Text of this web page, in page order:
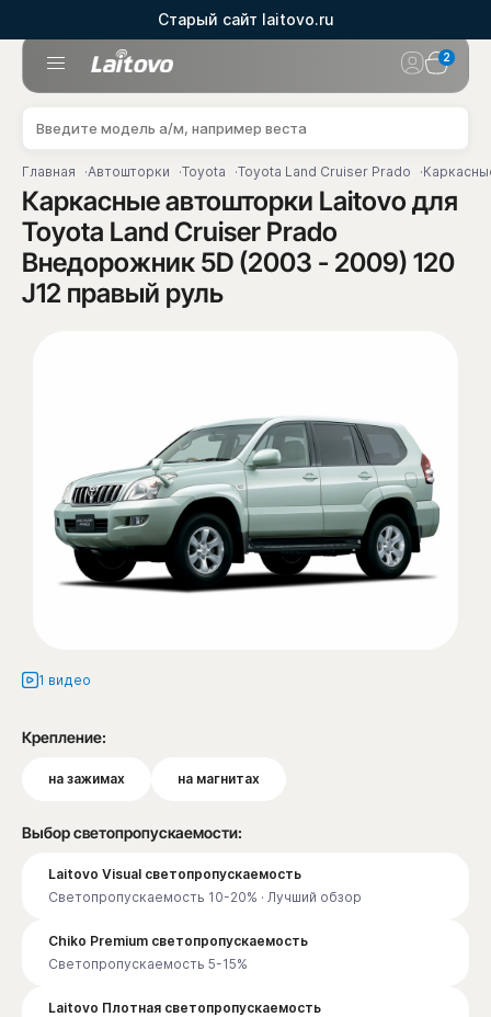
Старый сайт laitovo.ru
2
Главная Автошторки Toyota Toyota Land Cruiser Prado
Каркасные автошторки Laitovo для
Toyota Land Cruiser Prado
Внедорожник 5D (2003 - 2009) 120
J12 правый руль
1 видео
Крепление:
на зажимах на магнитах
Выбор светопропускаемости:
Laitovo Visual светопропускаемость
Светопропускаемость 10-20% · Лучший обзор
Chiko Premium светопропускаемость
Светопропускаемость 5-15%
Laitovo Плотная светопропускаемость